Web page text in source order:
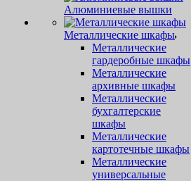
Алюминиевые вышки
Металлические шкафы
Металлические
гардеробные шкафы
Металлические
архивные шкафы
Металлические
бухгалтерские
шкафы
Металлические
картотечные шкафы
Металлические
универсальные